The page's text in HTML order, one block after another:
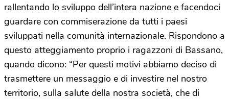
rallentando lo sviluppo dell’intera nazione e facendoci
guardare con commiserazione da tutti i paesi
sviluppati nella comunità internazionale. Rispondono a
questo atteggiamento proprio i ragazzoni di Bassano,
quando dicono: “Per questi motivi abbiamo deciso di
trasmettere un messaggio e di investire nel nostro
territorio, sulla salute della nostra società, che di